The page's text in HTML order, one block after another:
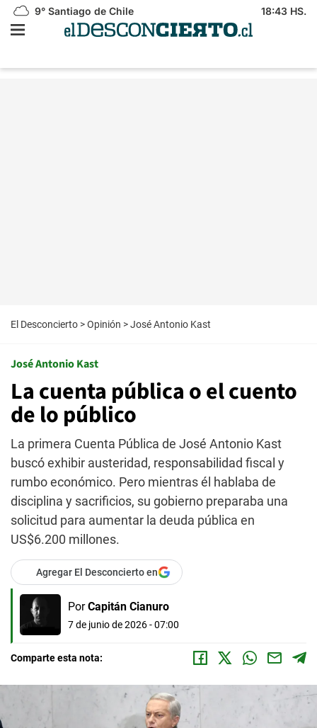
9° Santiago de Chile 18:43 HS.
El Desconcierto >Opinión >José Antonio Kast
José Antonio Kast
La cuenta pública o el cuento
de lo público
La primera Cuenta Pública de José Antonio Kast
buscó exhibir austeridad, responsabilidad fiscal y
rumbo económico. Pero mientras él hablaba de
disciplina y sacrificios, su gobierno preparaba una
solicitud para aumentar la deuda pública en
US$6.200 millones.
Agregar El Desconcierto en
Por Capitán Cianuro
7 de junio de 2026 - 07:00
Comparte esta nota: